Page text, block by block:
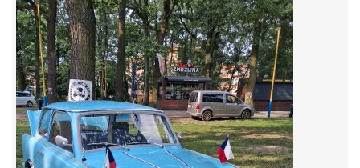
Benzín - Čas bioblaženosti přichází
Moderní nafta
Stanovy Old Fiat Clubu, z. s.